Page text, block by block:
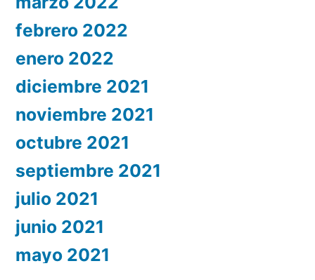
febrero 2022
enero 2022
diciembre 2021
noviembre 2021
octubre 2021
septiembre 2021
julio 2021
junio 2021
mayo 2021